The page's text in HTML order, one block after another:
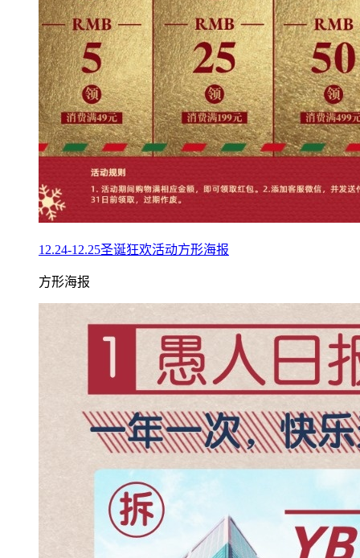
12.24-12.25圣诞狂欢活动方形海报
方形海报